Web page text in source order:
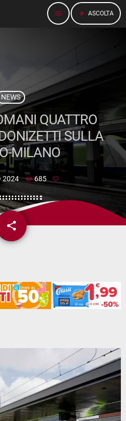
menu play_arrow ASCOLTA
NEWS
QUATTRO
SULLA
MILANO
2024 685
share
email